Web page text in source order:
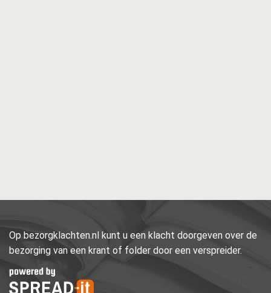
Op bezorgklachten.nl kunt u een klacht doorgeven over de
bezorging van een krant of folder door een verspreider.